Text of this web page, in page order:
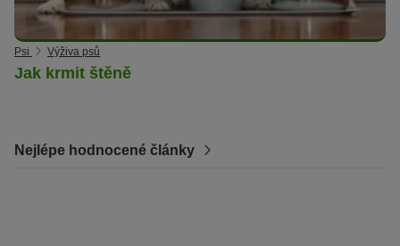
Psi Výživa psů
Jak krmit štěně
Nejlépe hodnocené články